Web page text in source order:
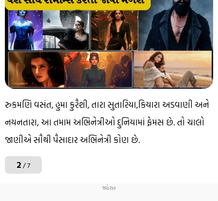
રુકમણિ વસંત, હુમા કુરૈશી, તારા સુતારિયા,કિયારા અડવાણી અને
નયનતારા, આ તમામ અભિનેત્રીઓ દુનિયામાં ફેમસ છે. તો ચાલો
જાણીએ સૌથી પૈસાદાર અભિનેત્રી કોણ છે.
2/ 7